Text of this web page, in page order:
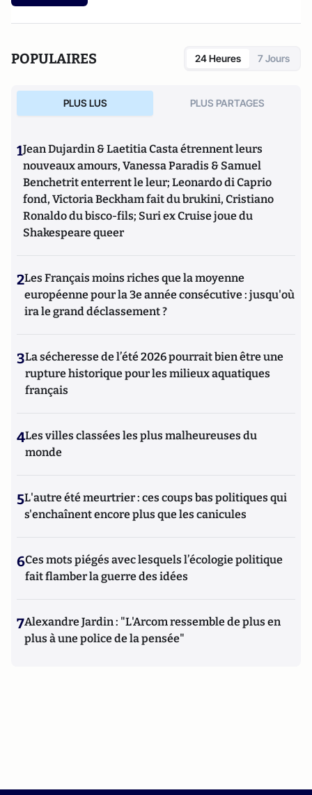
POPULAIRES 24 Heures 7 Jours
PLUS LUS PLUS PARTAGES
1Jean Dujardin & Laetitia Casta étrennent leurs
nouveaux amours, Vanessa Paradis & Samuel
Benchetrit enterrent le leur; Leonardo di Caprio
fond, Victoria Beckham fait du brukini, Cristiano
Ronaldo du bisco-fils; Suri ex Cruise joue du
Shakespeare queer
2Les Français moins riches que la moyenne
européenne pour la 3e année consécutive : jusqu'où
ira le grand déclassement ?
3La sécheresse de l’été 2026 pourrait bien être une
rupture historique pour les milieux aquatiques
français
4Les villes classées les plus malheureuses du
monde
5L'autre été meurtrier : ces coups bas politiques qui
s'enchaînent encore plus que les canicules
6Ces mots piégés avec lesquels l’écologie politique
fait flamber la guerre des idées
7Alexandre Jardin : "L'Arcom ressemble de plus en
plus à une police de la pensée"